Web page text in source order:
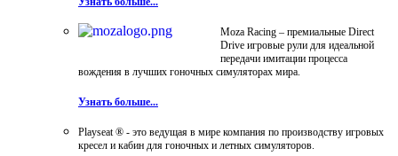
Moza Racing – премиальные Direct
Drive игровые рули для идеальной
передачи имитации процесса
вождения в лучших гоночных симуляторах мира.
Узнать больше...
Playseat ® - это ведущая в мире компания по производству игровых
кресел и кабин для гоночных и летных симуляторов.